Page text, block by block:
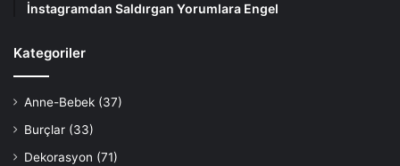
İnstagramdan Saldırgan Yorumlara Engel
Kategoriler
Anne-Bebek (37)
Burçlar (33)
Dekorasyon (71)